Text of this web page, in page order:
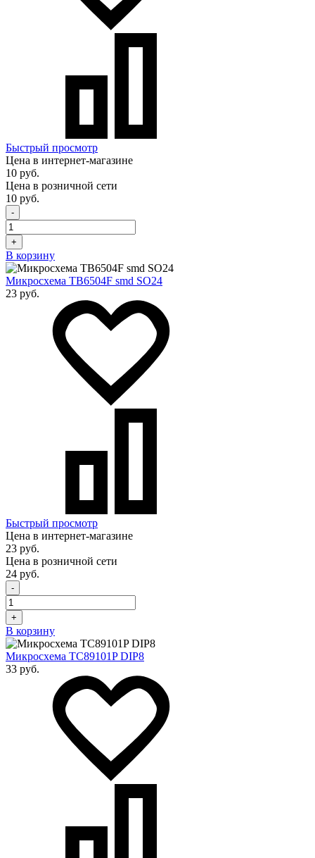
Быстрый просмотр
Цена в интернет-магазине
10 руб.
Цена в розничной сети
10 руб.
-
+
В корзину
Микросхема TB6504F smd SO24
23 руб.
Быстрый просмотр
Цена в интернет-магазине
23 руб.
Цена в розничной сети
24 руб.
-
+
В корзину
Микросхема TC89101P DIP8
33 руб.